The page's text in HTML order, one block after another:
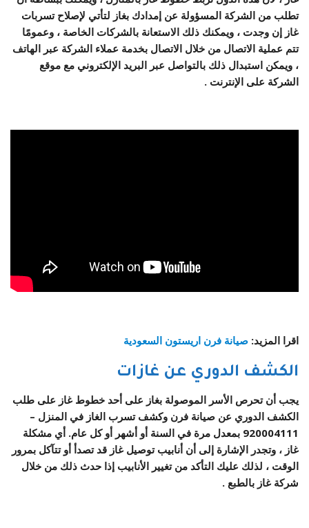
تطلب من الشركة المسؤولة عن إمدادك بغاز لتأتي لإصلاح تسربات
غاز إن وجدت ، ويمكنك ذلك الاستعانة بالشركات الخاصة ، وعمومًا
تتم عملية الاتصال من خلال الاتصال بخدمة عملاء الشركة عبر الهاتف
، ويمكن استبدال ذلك بالتواصل عبر البريد الإلكتروني مع موقع
الشركة على الإنترنت .
اقرا المزيد: صيانة فرن اريستون السعودية
الكشف الدوري عن غازات
يجب أن تحرص الأسر الموصولة بغاز على أحد خطوط غاز على طلب
الكشف الدوري عن صيانة فرن وكشف تسرب الغاز في المنزل –
920004111 بمعدل مرة في السنة أو أشهر أو كل عام. أي مشكلة
غاز ، وتجدر الإشارة إلى أن أنابيب توصيل غاز قد تصدأ أو تتآكل بمرور
الوقت ، لذلك عليك التأكد من تغيير الأنابيب إذا حدث ذلك من خلال
شركة غاز بالطبع .